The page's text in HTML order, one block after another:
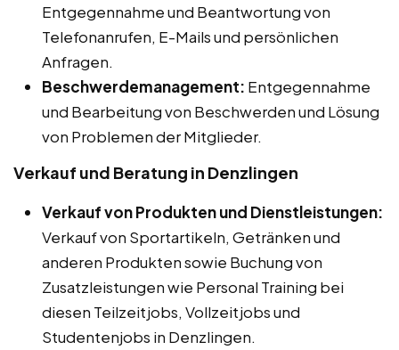
Entgegennahme und Beantwortung von
Telefonanrufen, E-Mails und persönlichen
Anfragen.
Beschwerdemanagement: Entgegennahme
und Bearbeitung von Beschwerden und Lösung
von Problemen der Mitglieder.
Verkauf und Beratung in Denzlingen
Verkauf von Produkten und Dienstleistungen:
Verkauf von Sportartikeln, Getränken und
anderen Produkten sowie Buchung von
Zusatzleistungen wie Personal Training bei
diesen Teilzeitjobs, Vollzeitjobs und
Studentenjobs in Denzlingen.